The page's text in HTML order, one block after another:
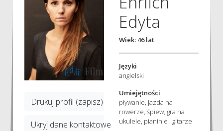
Drukuj profil (zapisz)
Ukryj dane kontaktowe
Edyta
Wiek: 46 lat
Języki
angielski
Umiejętności
pływanie, jazda na
rowerze, śpiew, gra na
ukulele, pianinie i gitarze